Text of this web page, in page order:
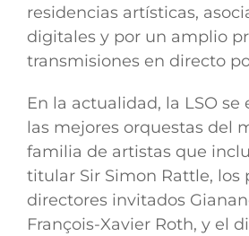
residencias artísticas,
digitales y por un amplio
transmisiones en directo
En la actualidad, la LSO
las mejores orquestas del
familia de artistas que
titular Sir Simon Rattle, los
directores invitados
François-Xavier Roth, y el